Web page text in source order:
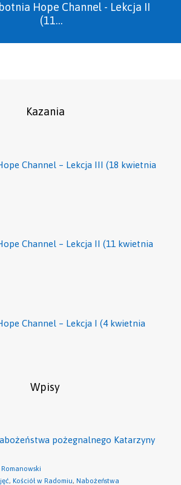
Hope Channel - Lekcja II
(11…
Kazania
Channel – Lekcja III (18 kwietnia
Channel – Lekcja II (11 kwietnia
Channel – Lekcja I (4 kwietnia
Wpisy
pożegnalnego Katarzyny
, Kościół w Radomiu, Nabożeństwa